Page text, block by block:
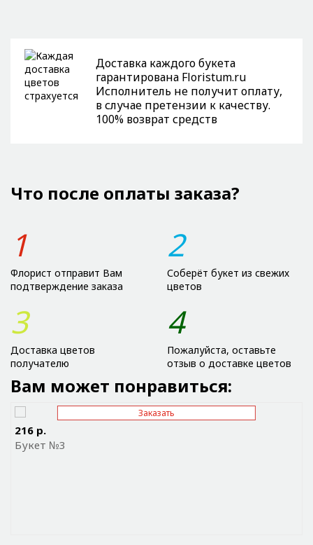
Доставка каждого букета
гарантирована Floristum.ru
Исполнитель не получит оплату,
в случае претензии к качеству.
100% возврат средств
Что после оплаты заказа?
1
Флорист отправит Вам
подтверждение заказа
2
Соберёт букет из свежих
цветов
3
Доставка цветов
получателю
4
Пожалуйста, оставьте
отзыв о доставке цветов
Вам может понравиться:
Заказать
216 р.
Букет №3
Отправить ссылку на приложение